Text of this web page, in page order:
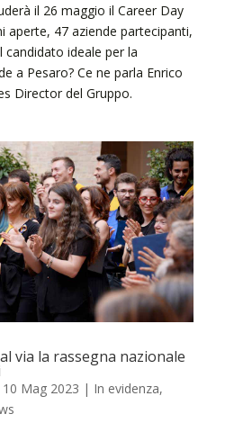
il 26 maggio il Career Day
aperte, 47 aziende partecipanti,
candidato ideale per la
a Pesaro? Ce ne parla Enrico
Director del Gruppo.
via la rassegna nazionale
10 Mag 2023 | In evidenza,